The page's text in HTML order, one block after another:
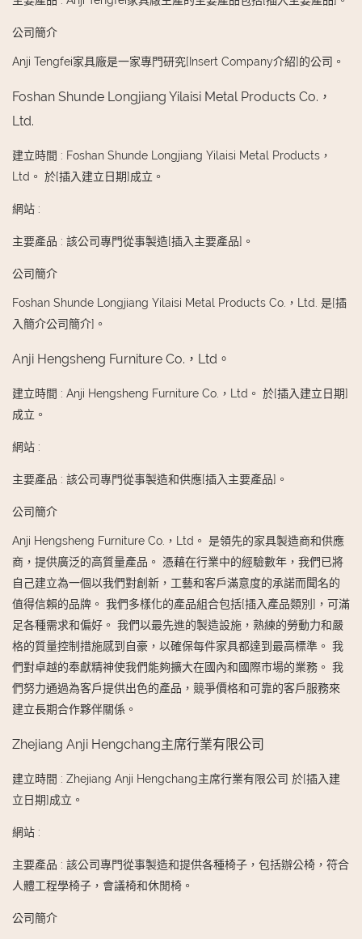
公司簡介
Anji Tengfei家具廠是一家專門研究[Insert Company介紹]的公司。
Foshan Shunde Longjiang Yilaisi Metal Products Co.，
Ltd.
建立時間 : Foshan Shunde Longjiang Yilaisi Metal Products，
Ltd。 於[插入建立日期]成立。
網站 :
主要產品 : 該公司專門從事製造[插入主要產品]。
公司簡介
Foshan Shunde Longjiang Yilaisi Metal Products Co.，Ltd. 是[插
入簡介公司簡介]。
Anji Hengsheng Furniture Co.，Ltd。
建立時間 : Anji Hengsheng Furniture Co.，Ltd。 於[插入建立日期]
成立。
網站 :
主要產品 : 該公司專門從事製造和供應[插入主要產品]。
公司簡介
Anji Hengsheng Furniture Co.，Ltd。 是領先的家具製造商和供應
商，提供廣泛的高質量產品。 憑藉在行業中的經驗數年，我們已將
自己建立為一個以我們對創新，工藝和客戶滿意度的承諾而聞名的
值得信賴的品牌。 我們多樣化的產品組合包括[插入產品類別]，可滿
足各種需求和偏好。 我們以最先進的製造設施，熟練的勞動力和嚴
格的質量控制措施感到自豪，以確保每件家具都達到最高標準。 我
們對卓越的奉獻精神使我們能夠擴大在國內和國際市場的業務。 我
們努力通過為客戶提供出色的產品，競爭價格和可靠的客戶服務來
建立長期合作夥伴關係。
Zhejiang Anji Hengchang主席行業有限公司
建立時間 : Zhejiang Anji Hengchang主席行業有限公司 於[插入建
立日期]成立。
網站 :
主要產品 : 該公司專門從事製造和提供各種椅子，包括辦公椅，符合
人體工程學椅子，會議椅和休閒椅。
公司簡介